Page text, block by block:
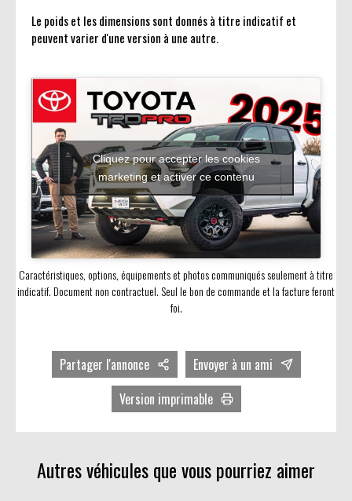
Le poids et les dimensions sont donnés à titre indicatif et
peuvent varier d'une version à une autre.
Cliquez pour accepter les cookies
marketing et activer ce contenu
Caractéristiques, options, équipements et photos communiqués seulement à titre
indicatif. Document non contractuel. Seul le bon de commande et la facture feront
foi.
Partager l'annonce Envoyer à un ami
Version imprimable
Autres véhicules que vous pourriez aimer